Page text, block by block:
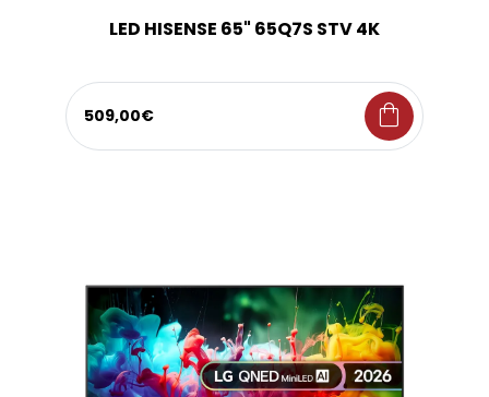
LED HISENSE 65" 65Q7S STV 4K
509,00€ shopping_bag